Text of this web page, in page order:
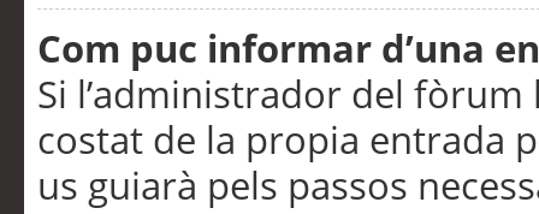
Com puc informar d’una
Si l’administrador del
costat de la propia entrada
us guiarà pels passos